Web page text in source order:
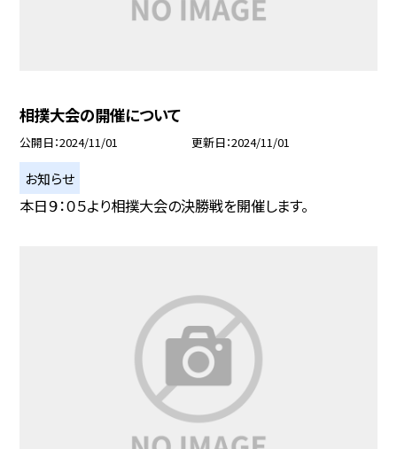
相撲大会の開催について
公開日 2024/11/01 更新日 2024/11/01
お知らせ
本日９：０５より相撲大会の決勝戦を開催します。